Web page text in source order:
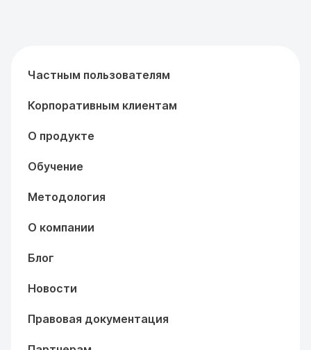
Частным пользователям
Корпоративным клиентам
О продукте
Обучение
Методология
О компании
Блог
Новости
Правовая документация